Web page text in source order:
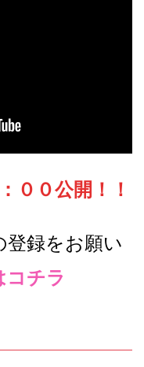
００公開！！
登録をお願い
コチラ